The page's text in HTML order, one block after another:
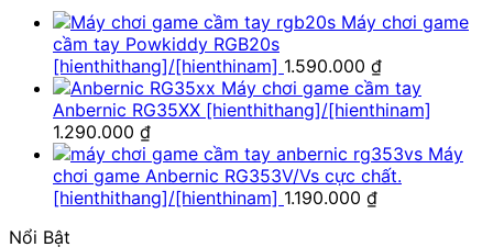
Máy chơi game
cầm tay Powkiddy RGB20s
[hienthithang]/[hienthinam] 1.590.000 ₫
Máy chơi game cầm tay
Anbernic RG35XX [hienthithang]/[hienthinam]
1.290.000 ₫
Máy
chơi game Anbernic RG353V/Vs cực chất.
[hienthithang]/[hienthinam] 1.190.000 ₫
Nổi Bật